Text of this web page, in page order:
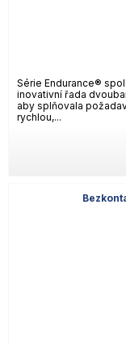
Série Endurance®
inovativní řada
aby splňovala
rychlou,...